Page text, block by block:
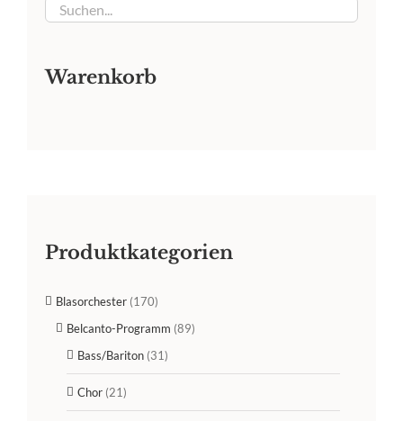
Produktkategorien
Blasorchester (170)
Belcanto-Programm (89)
Bass/Bariton (31)
Chor (21)
Warenkorb